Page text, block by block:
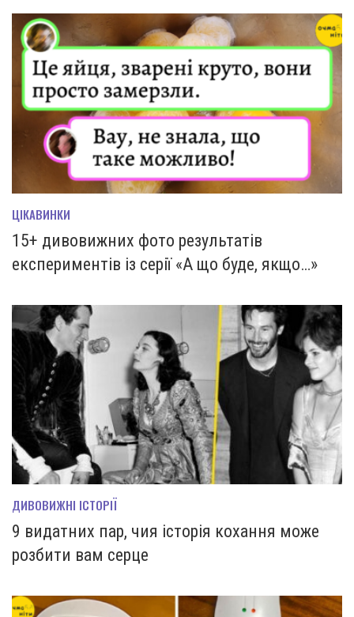
ЦІКАВИНКИ
15+ дивовижних фото результатів
експериментів із серії «А що буде, якщо…»
ДИВОВИЖНІ ІСТОРІЇ
9 видатних пар, чия історія кохання може
розбити вам серце